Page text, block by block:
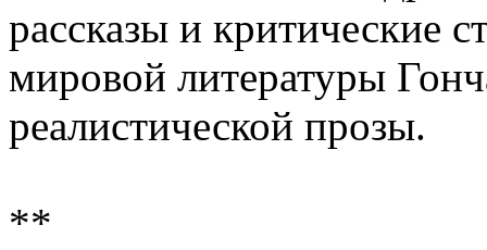
рассказы и критические
мировой литературы
реалистической прозы.
**